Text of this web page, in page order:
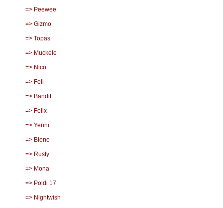
=> Peewee
=> Gizmo
=> Topas
=> Muckele
=> Nico
=> Feli
=> Bandit
=> Felix
=> Yenni
=> Biene
=> Rusty
=> Mona
=> Poldi 17
=> Nightwish